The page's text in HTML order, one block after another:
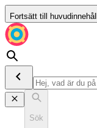
Fortsätt till huvudinnehåll
Sök